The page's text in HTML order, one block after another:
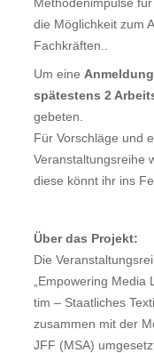
die Möglichkeit zum
Fachkräften..
Um eine
spätestens 2
gebeten.
Für Vorschläge und
Veranstaltungsreihe
diese könnt ihr ins
Über das Projekt:
Die
„Empowering Media
tim – Staatliches
zusammen mit der
JFF (MSA)